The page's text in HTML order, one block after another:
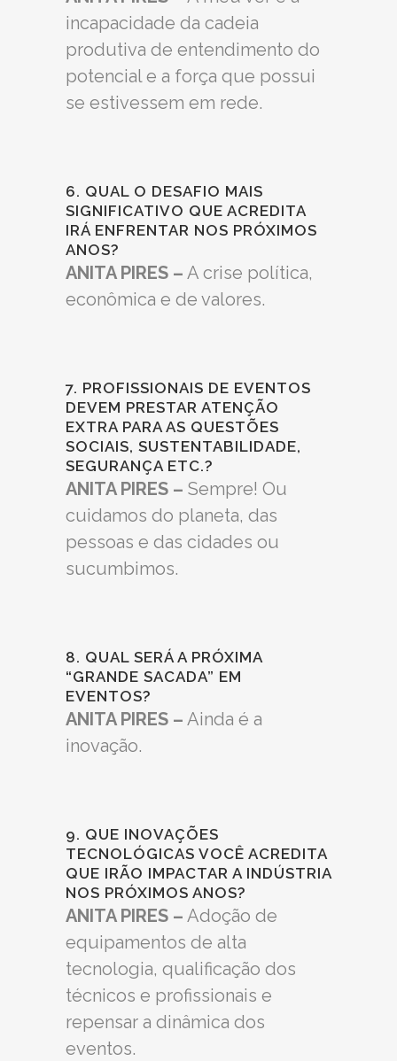
incapacidade da cadeia
produtiva de entendimento do
potencial e a força que possui
se estivessem em rede.
6. QUAL O DESAFIO MAIS
SIGNIFICATIVO QUE ACREDITA
IRÁ ENFRENTAR NOS PRÓXIMOS
ANOS?
ANITA PIRES – A crise política,
econômica e de valores.
7. PROFISSIONAIS DE EVENTOS
DEVEM PRESTAR ATENÇÃO
EXTRA PARA AS QUESTÕES
SOCIAIS, SUSTENTABILIDADE,
SEGURANÇA ETC.?
ANITA PIRES – Sempre! Ou
cuidamos do planeta, das
pessoas e das cidades ou
sucumbimos.
8. QUAL SERÁ A PRÓXIMA
“GRANDE SACADA” EM
EVENTOS?
ANITA PIRES – Ainda é a
inovação.
9. QUE INOVAÇÕES
TECNOLÓGICAS VOCÊ ACREDITA
QUE IRÃO IMPACTAR A INDÚSTRIA
NOS PRÓXIMOS ANOS?
ANITA PIRES – Adoção de
equipamentos de alta
tecnologia, qualificação dos
técnicos e profissionais e
repensar a dinâmica dos
eventos.